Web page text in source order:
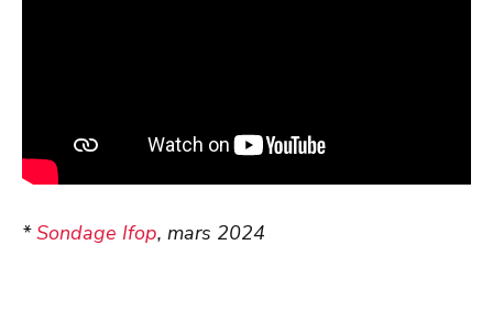
*Sondage Ifop, mars 2024